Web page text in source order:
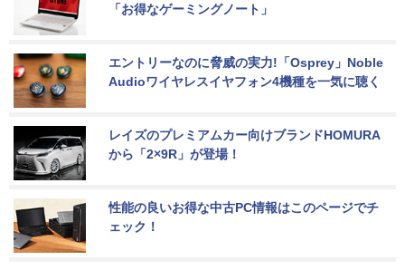
「お得なゲーミングノート」
エントリーなのに脅威の実力!「Osprey」Noble
Audioワイヤレスイヤフォン4機種を一気に聴く
レイズのプレミアムカー向けブランドHOMURA
から「2×9R」が登場！
性能の良いお得な中古PC情報はこのページでチ
ェック！